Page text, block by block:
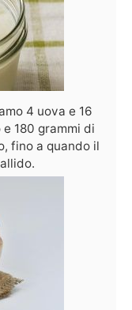
4 uova e 16
180 grammi di
fino a quando il